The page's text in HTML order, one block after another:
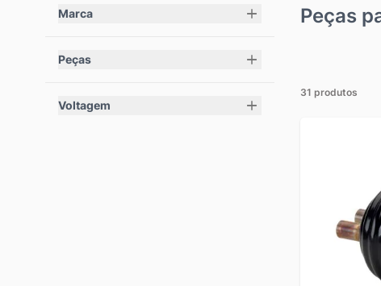
Marca
Peças
Voltagem
Peças
31 produtos